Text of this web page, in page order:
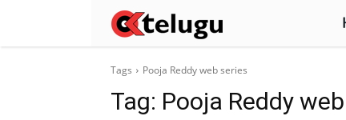
Tags Pooja Reddy web series
Tag: Pooja Reddy